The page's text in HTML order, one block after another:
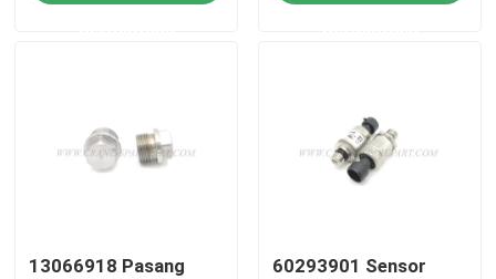
Quote request suatu
Suku Cadang Listrik Derek
13066918 Pasang
60293901 Sensor